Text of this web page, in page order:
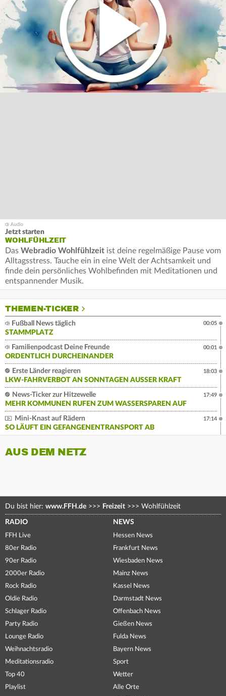
Jetzt starten
WOHLFÜHLZEIT
Das Webradio Wohlfühlzeit ist deine regelmäßige Pause vom
Alltagsstress. Tauche ein in eine Welt der Achtsamkeit und
finde dein persönliches Wohlbefinden mit Meditationen und
entspannender Musik.
THEMEN-TICKER
Fußball News täglich
STAMMPLATZ
00:05
Familienpodcast Deine Freunde
ORDENTLICH DURCHEINANDER
00:01
Erste Länder reagieren
LKW-FAHRVERBOT AN SONNTAGEN AUSSER KRAFT
18:03
News-Ticker zur Hitzewelle
MEHR KOMMUNEN RUFEN ZUM WASSERSPAREN AUF
17:49
Mini-Knast auf Rädern
SO LÄUFT EIN GEFANGENENTRANSPORT AB
17:14
AUS DEM NETZ
Du bist hier: www.FFH.de >>> Freizeit >>> Wohlfühlzeit
RADIO
FFH Live
80er Radio
90er Radio
2000er Radio
Rock Radio
Oldie Radio
Schlager Radio
Party Radio
Lounge Radio
Weihnachtsradio
Meditationsradio
Top 40
Playlist
NEWS
Hessen News
Frankfurt News
Wiesbaden News
Mainz News
Kassel News
Darmstadt News
Offenbach News
Gießen News
Fulda News
Bayern News
Sport
Wetter
Alle Orte